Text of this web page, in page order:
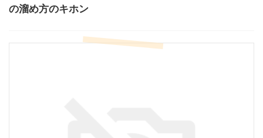
の溜め方のキホン